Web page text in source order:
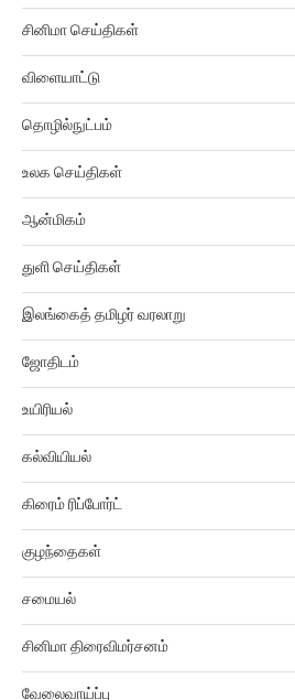
சினிமா செய்திகள்
விளையாட்டு
தொழில்நுட்பம்
உலக செய்திகள்
ஆன்மிகம்
துளி செய்திகள்
இலங்கைத் தமிழர் வரலாறு
ஜோதிடம்
உயிரியல்
கல்வியியல்
கிரைம் ரிப்போர்ட்
குழந்தைகள்
சமையல்
சினிமா திரைவிமர்சனம்
வேலைவாய்ப்பு